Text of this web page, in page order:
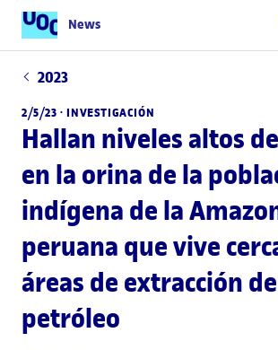
News
2023
2/5/23 ·INVESTIGACIÓN
Hallan niveles altos
en la orina de la
indígena de la
peruana que vive
áreas de extracción de
petróleo